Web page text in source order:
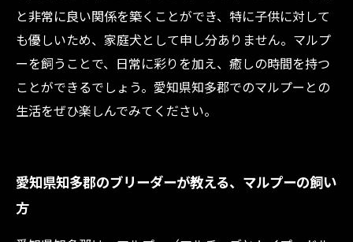
と非常に良い関係を築くことができ、特に子供に対して
も優しいため、家庭犬として申し分ありません。マルプ
ーを飼うことで、日常に彩りを加え、癒しの時間を持つ
ことができるでしょう。愛知県知多郡でのマルプーとの
生活をぜひ楽しんでみてください。
愛知県知多郡のブリーダーが教える、マルプーの飼い
方